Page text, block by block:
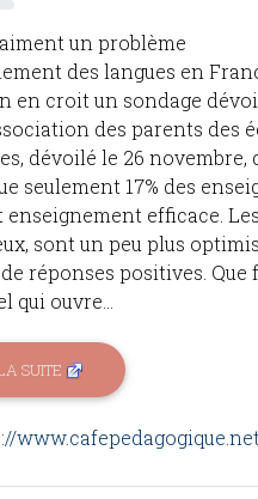
un problème
des langues en
en croit un sondage
des parents des
dévoilé le 26 novembre,
seulement 17% des
enseignement efficace. Les
sont un peu plus
de réponses positives. Que
qui ouvre...
SUITE
www.cafepedagogique.net